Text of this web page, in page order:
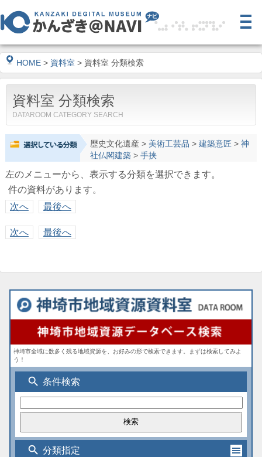
HOME > 資料室 > 資料室 分類検索
資料室 分類検索
DATAROOM CATEGORY SEARCH
歴史文化遺産> 美術工芸品 > 建築意匠 > 神
社仏閣建築> 手挟
左のメニューから、表示する分類を選択できます。
件の資料があります。
次へ
最後へ
次へ 最後へ
神埼市全域に数多く残る地域資源を、お好みの形で検索できます。まずは検索してみよ
う！
search 条件検索
search 分類指定